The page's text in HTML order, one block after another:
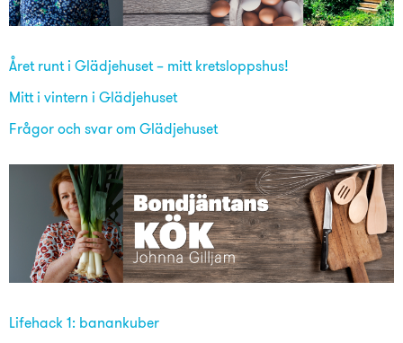
Året runt i Glädjehuset – mitt kretsloppshus!
Mitt i vintern i Glädjehuset
Frågor och svar om Glädjehuset
Lifehack 1: banankuber